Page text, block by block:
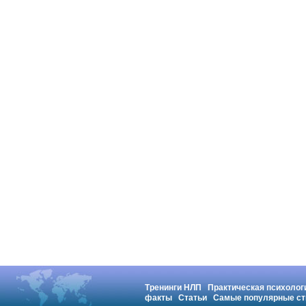
Тренинги НЛП
Практическая
факты
Статьи Самые популярные